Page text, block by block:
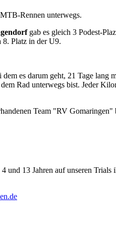
Rennen unterwegs.
gab es gleich 3 Podest-
8. Platz in der U9.
es darum geht, 21 Tage lang
Rad unterwegs bist. Jeder
Team "RV Gomaringen"
und 13 Jahren auf unseren Trials